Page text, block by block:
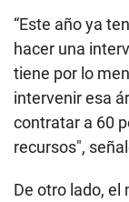
“Este año ya
hacer una
tiene por lo
intervenir esa
contratar a 60
recursos",
De otro lado, el